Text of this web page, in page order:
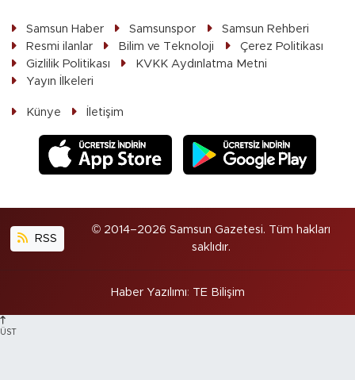
Samsun Haber Samsunspor
Samsun Rehberi
Resmi ilanlar
Bilim ve Teknoloji
Çerez Politikası
Gizlilik Politikası
KVKK Aydınlatma Metni
Yayın İlkeleri
Künye İletişim
RSS
© 2014–2026 Samsun Gazetesi. Tüm hakları
saklıdır.
Haber Yazılımı: TE Bilişim
ÜST